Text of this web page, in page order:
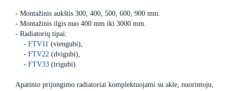
- Montažinis aukštis 300, 400, 500, 600, 900 mm.
- Montažinis ilgis nuo 400 mm iki 3000 mm.
- Radiatorių tipai:
- FTV11 (viengubi),
- FTV22 (dvigubi),
- FTV33 (trigubi).
Apatinio prijungimo radiatoriai komplektuojami su akle, nuorintoju,